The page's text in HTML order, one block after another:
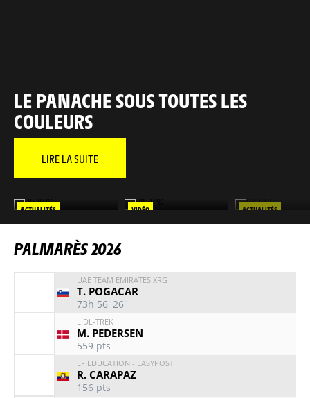
LE PANACHE SOUS TOUTES LES
COULEURS
LIRE LA SUITE
ACTUALITÉS
MAÎTRE TADEJ
VIDÉO
REVIVEZ LE TOUR 2026 EN
ACTUALITÉS
REVIVEZ CHAQUE
PALMARÈS 2026
UAE TEAM EMIRATES XRG
T. POGACAR
73h 56' 26''
LIDL-TREK
M. PEDERSEN
559 pts
EF EDUCATION - EASYPOST
R. CARAPAZ
156 pts